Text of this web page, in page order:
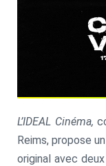
L’IDEAL Cinéma,
Reims, propose
original avec